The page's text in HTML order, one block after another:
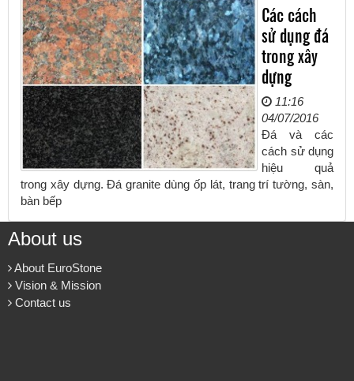
Các cách
sử dụng đá
trong xây
dựng
11:16
04/07/2016
Đá và các
cách sử dụng
hiệu quả
trong xây dựng. Đá granite dùng ốp lát, trang trí tường, sàn,
bàn bếp
About us
About EuroStone
Vision & Mission
Contact us